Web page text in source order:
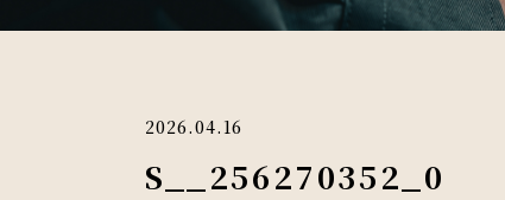
2026.04.16
S__256270352_0